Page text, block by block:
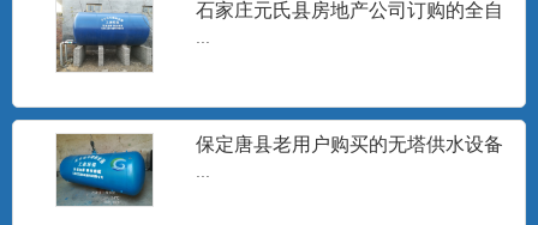
无塔供水器
山东无塔供水设备，沧州无塔供水设备,邢
旋流除砂器
石家庄元氏县房地产公司订购的全自
...
保定唐县老用户购买的无塔供水设备
...